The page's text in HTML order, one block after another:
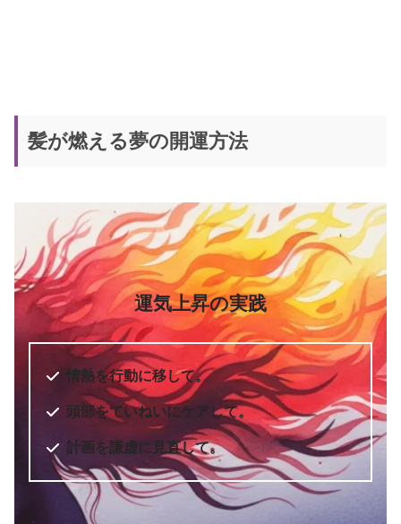
髪が燃える夢の開運方法
運気上昇の実践
情熱を行動に移して。
頭部をていねいにケアして。
計画を謙虚に見直して。